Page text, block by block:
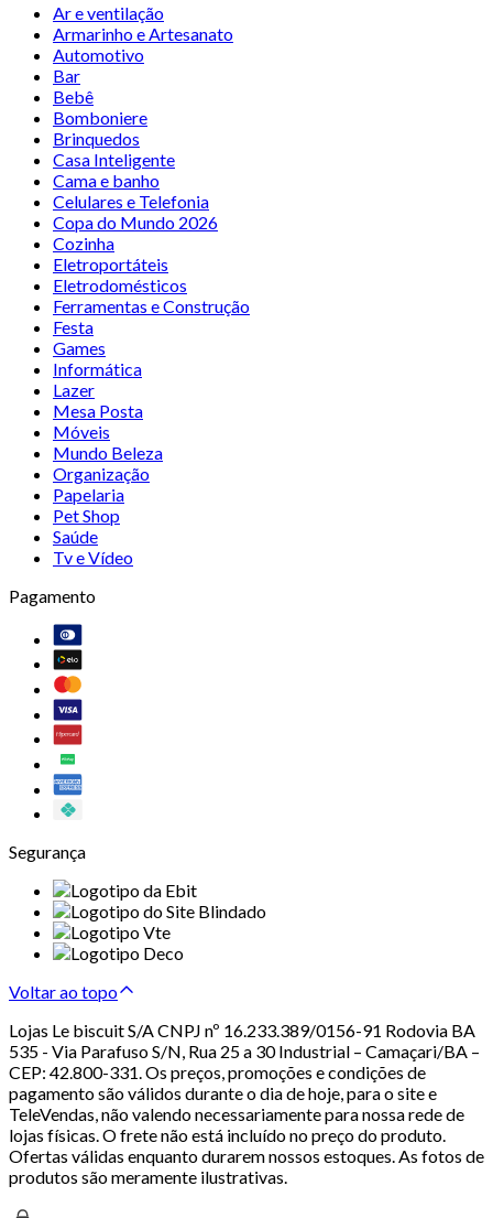
Ar e ventilação
Armarinho e Artesanato
Automotivo
Bar
Bebê
Bomboniere
Brinquedos
Casa Inteligente
Cama e banho
Celulares e Telefonia
Copa do Mundo 2026
Cozinha
Eletroportáteis
Eletrodomésticos
Ferramentas e Construção
Festa
Games
Informática
Lazer
Mesa Posta
Móveis
Mundo Beleza
Organização
Papelaria
Pet Shop
Saúde
Tv e Vídeo
Pagamento
Segurança
Voltar ao topo
Lojas Le biscuit S/A CNPJ nº 16.233.389/0156-91 Rodovia BA
535 - Via Parafuso S/N, Rua 25 a 30 Industrial – Camaçari/BA –
CEP: 42.800-331. Os preços, promoções e condições de
pagamento são válidos durante o dia de hoje, para o site e
TeleVendas, não valendo necessariamente para nossa rede de
lojas físicas. O frete não está incluído no preço do produto.
Ofertas válidas enquanto durarem nossos estoques. As fotos de
produtos são meramente ilustrativas.